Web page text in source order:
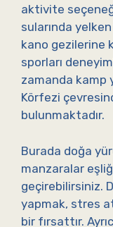
aktivite
sularında
kano gezilerine
sporları
zamanda kamp
Körfezi
bulunmaktadır.
Burada doğa
manzaralar
geçirebilirsiniz.
yapmak, stres
bir fırsattır.